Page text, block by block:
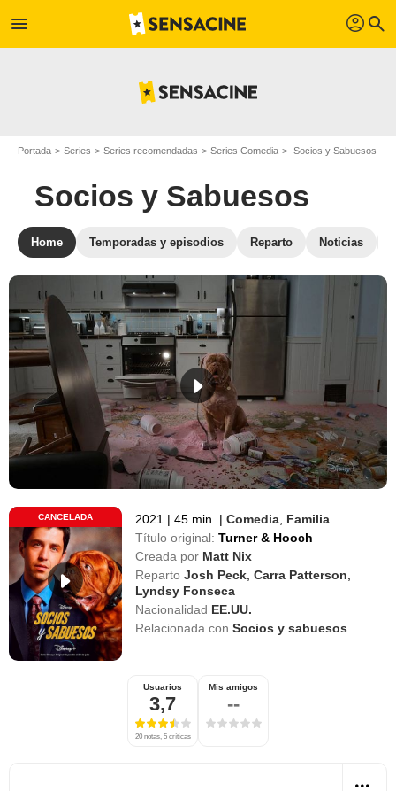
menu profil search
Portada Series Series recomendadas Series Comedia Socios y Sabuesos
Socios y Sabuesos
Home Temporadas y episodios Reparto Noticias
CANCELADA 2021 | 45 min. | Comedia Familia
Título original: Turner & Hooch
Creada por Matt Nix
Reparto Josh Peck ,Carra Patterson
Lyndsy Fonseca
Nacionalidad EE.UU.
Relacionada con Socios y sabuesos
Usuarios
3,7
20 notas, 5 críticas
Mis amigos
--